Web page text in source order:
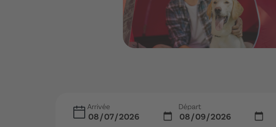
Arrivée Départ